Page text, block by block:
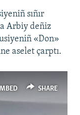
sıñır
Arbiy deñiz
«Don»
aselet çarptı.
SHARE